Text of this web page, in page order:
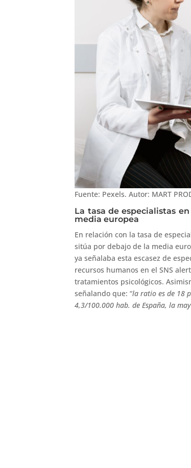
Fuente: Pexels. Autor: MART
La tasa de especialistas
media europea
En relación con la tasa de
sitúa por debajo de la media
ya señalaba esta escasez de
recursos humanos en el SNS
tratamientos psicológicos.
señalando que: “la ratio es de 18
4,3/100.000 hab. de España, la